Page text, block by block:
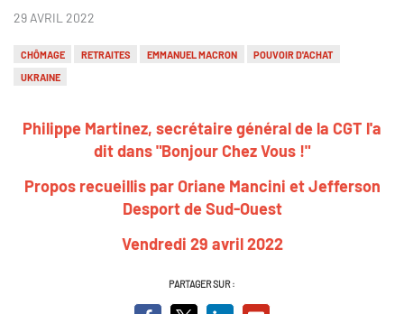
29 AVRIL 2022
CHÔMAGE RETRAITES EMMANUEL MACRON
POUVOIR D'ACHAT
UKRAINE
Philippe Martinez, secrétaire général de la CGT l'a
dit dans "Bonjour Chez Vous !"
Propos recueillis par Oriane Mancini et Jefferson
Desport de Sud-Ouest
Vendredi 29 avril 2022
PARTAGER SUR :